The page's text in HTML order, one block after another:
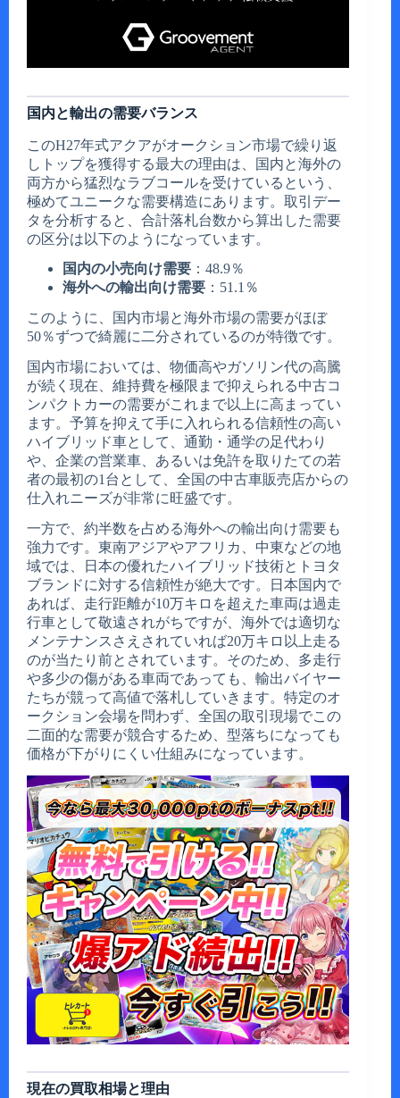
国内と輸出の需要バランス
このH27年式アクアがオークション市場で繰り返
しトップを獲得する最大の理由は、国内と海外の
両方から猛烈なラブコールを受けているという、
極めてユニークな需要構造にあります。取引デー
タを分析すると、合計落札台数から算出した需要
の区分は以下のようになっています。
国内の小売向け需要 ：48.9％
海外への輸出向け需要 ：51.1％
このように、国内市場と海外市場の需要がほぼ
50％ずつで綺麗に二分されているのが特徴です。
国内市場においては、物価高やガソリン代の高騰
が続く現在、維持費を極限まで抑えられる中古コ
ンパクトカーの需要がこれまで以上に高まってい
ます。予算を抑えて手に入れられる信頼性の高い
ハイブリッド車として、通勤・通学の足代わり
や、企業の営業車、あるいは免許を取りたての若
者の最初の1台として、全国の中古車販売店からの
仕入れニーズが非常に旺盛です。
一方で、約半数を占める海外への輸出向け需要も
強力です。東南アジアやアフリカ、中東などの地
域では、日本の優れたハイブリッド技術とトヨタ
ブランドに対する信頼性が絶大です。日本国内で
あれば、走行距離が10万キロを超えた車両は過走
行車として敬遠されがちですが、海外では適切な
メンテナンスさえされていれば20万キロ以上走る
のが当たり前とされています。そのため、多走行
や多少の傷がある車両であっても、輸出バイヤー
たちが競って高値で落札していきます。特定のオ
ークション会場を問わず、全国の取引現場でこの
二面的な需要が競合するため、型落ちになっても
価格が下がりにくい仕組みになっています。
現在の買取相場と理由